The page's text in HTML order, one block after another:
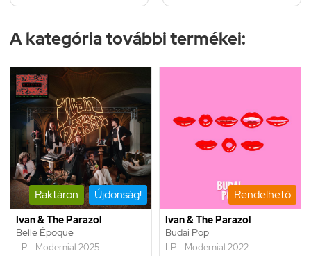
A kategória további termékei:
Raktáron Újdonság!
Ivan & The Parazol
Belle Époque
LP - Modernial 2025
Rendelhető
Ivan & The Parazol
Budai Pop
LP - Modernial 2022